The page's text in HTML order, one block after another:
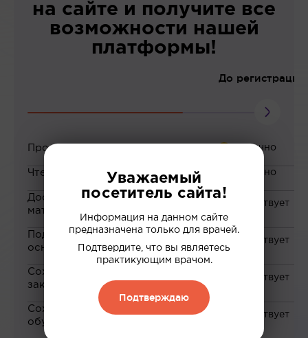
на сайте и получите все
возможности нашей
платформы!
До регистрации
Просмотр вебинаров
Чтение статей
Доступ к закрытым
материалам
Подборка материалов на
основе ваших интересов
Сохранение материалов в
закладки
Сохранение прогресса по
обучению
Уважаемый
посетитель сайта!
Информация на данном сайте
предназначена только для врачей.
Подтвердите, что вы являетесь
практикующим врачом.
Подтверждаю